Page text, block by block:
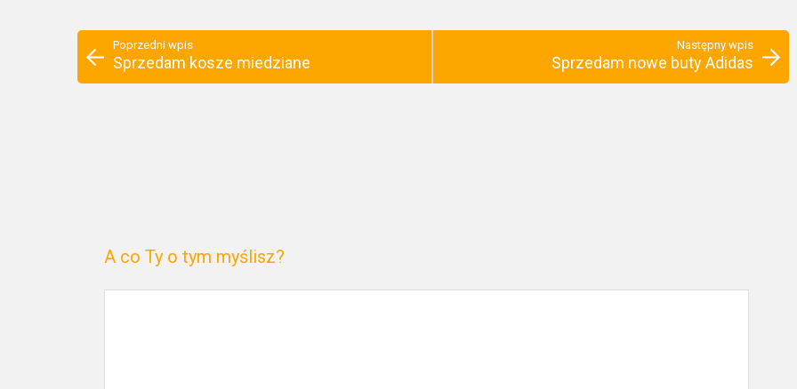
Poprzedni wpis
Sprzedam kosze miedziane
Następny wpis
Sprzedam nowe buty Adidas
A co Ty o tym myślisz?